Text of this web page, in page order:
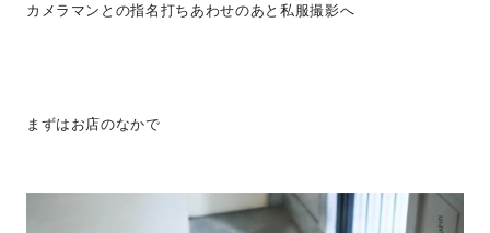
カメラマンとの指名打ちあわせのあと私服撮影へ
まずはお店のなかで